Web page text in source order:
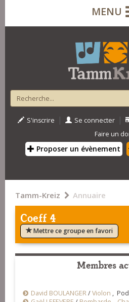
MENU
S'inscrire | Se connecter |
Faire un
Proposer un évènement
Tamm-Kreiz Annuaire
Coeff 4
Mettre ce groupe en favori
Membres
David BOULANGER/Violon ,